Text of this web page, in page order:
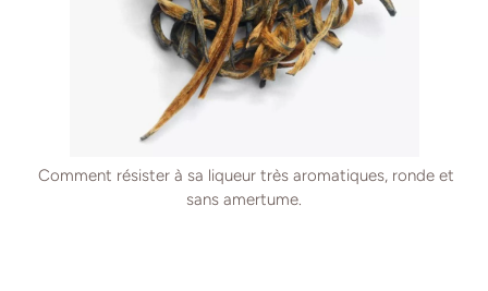
Comment résister à sa liqueur très aromatiques, ronde et
sans amertume.